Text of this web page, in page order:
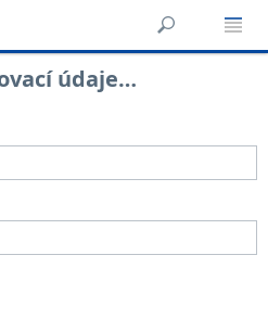
údaje…